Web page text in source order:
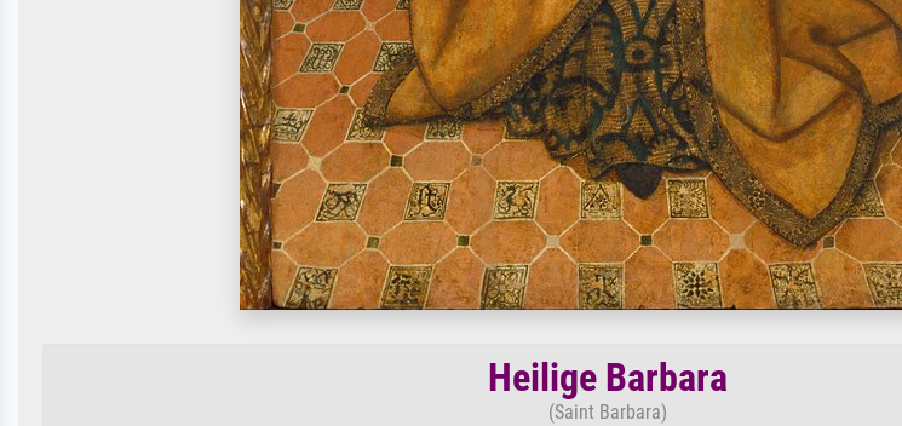
Heilige Barbara
(Saint Barbara)